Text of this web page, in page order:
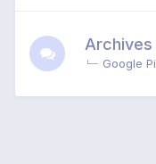
Archives
Google